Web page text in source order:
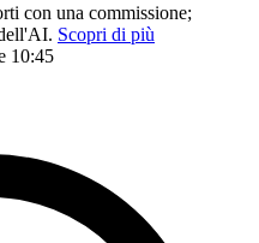
con una commissione;
Scopri di più
10:45